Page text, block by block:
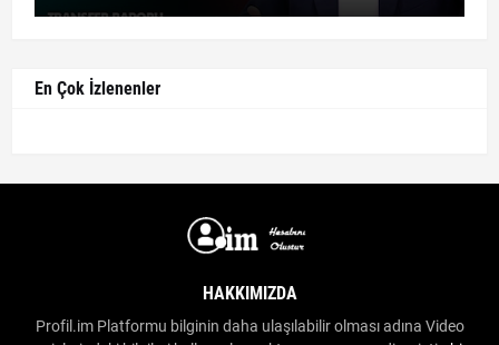
En Çok İzlenenler
HAKKIMIZDA
Profil.im Platformu bilginin daha ulaşılabilir olması adına Video